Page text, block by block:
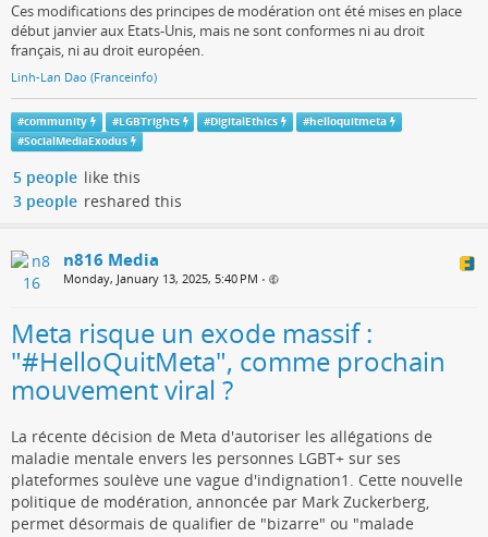
Ces modifications des principes de modération ont été mises en place
début janvier aux Etats-Unis, mais ne sont conformes ni au droit
français, ni au droit européen.
Linh-Lan Dao (Franceinfo)
#community #LGBTrights #DigitalEthics #helloquitmeta
#SocialMediaExodus
5 people like this
3 people reshared this
n816 Media
Monday, January 13, 2025, 5:40 PM •
Meta risque un exode massif :
"#HelloQuitMeta", comme prochain
mouvement viral ?
La récente décision de Meta d'autoriser les allégations de
maladie mentale envers les personnes LGBT+ sur ses
plateformes soulève une vague d'indignation1. Cette nouvelle
politique de modération, annoncée par Mark Zuckerberg,
permet désormais de qualifier de "bizarre" ou "malade